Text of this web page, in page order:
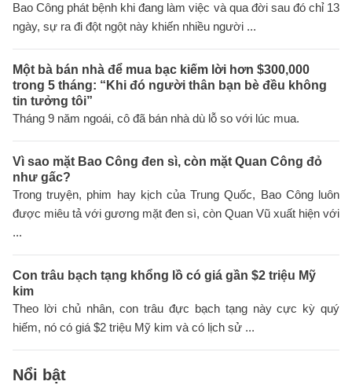
Bao Công phát bệnh khi đang làm việc và qua đời sau đó chỉ 13
ngày, sự ra đi đột ngột này khiến nhiều người ...
Một bà bán nhà để mua bạc kiếm lời hơn $300,000
trong 5 tháng: “Khi đó người thân bạn bè đều không
tin tưởng tôi”
Tháng 9 năm ngoái, cô đã bán nhà dù lỗ so với lúc mua.
Vì sao mặt Bao Công đen sì, còn mặt Quan Công đỏ
như gấc?
Trong truyện, phim hay kịch của Trung Quốc, Bao Công luôn
được miêu tả với gương mặt đen sì, còn Quan Vũ xuất hiện với
...
Con trâu bạch tạng khổng lồ có giá gần $2 triệu Mỹ
kim
Theo lời chủ nhân, con trâu đực bạch tạng này cực kỳ quý
hiếm, nó có giá $2 triệu Mỹ kim và có lịch sử ...
Nổi bật